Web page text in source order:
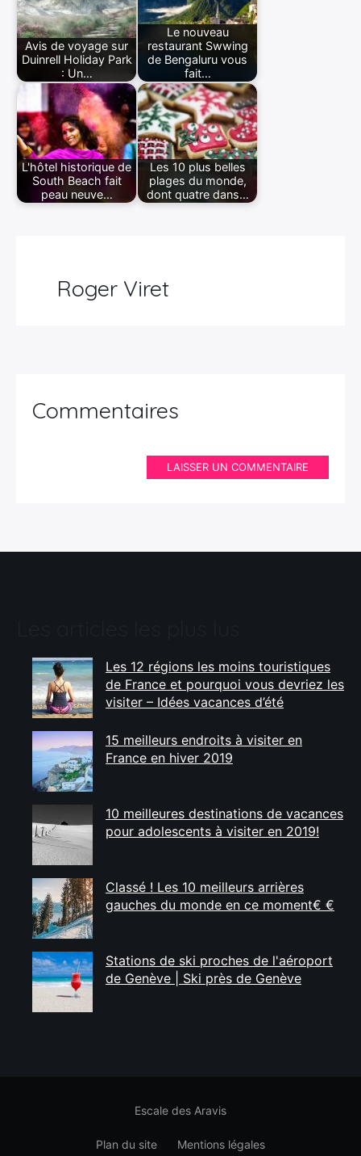
Avis de voyage sur
Duinrell Holiday Park
: Un…
Le nouveau
restaurant Swwing
de Bengaluru vous
fait…
L'hôtel historique de
South Beach fait
peau neuve…
Les 10 plus belles
plages du monde,
dont quatre dans…
Roger Viret
Commentaires
LAISSER UN COMMENTAIRE
Les 12 régions les moins touristiques
de France et pourquoi vous devriez les
visiter – Idées vacances d’été
15 meilleurs endroits à visiter en
France en hiver 2019
10 meilleures destinations de vacances
pour adolescents à visiter en 2019!
Classé ! Les 10 meilleurs arrières
gauches du monde en ce moment€ €
Stations de ski proches de l'aéroport
de Genève | Ski près de Genève
Escale des Aravis
Plan du site Mentions légales